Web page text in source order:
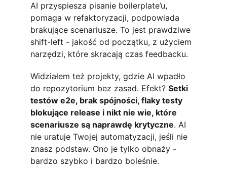
AI przyspiesza pisanie boilerplate’u,
pomaga w refaktoryzacji, podpowiada
brakujące scenariusze. To jest prawdziwe
shift-left - jakość od początku, z użyciem
narzędzi, które skracają czas feedbacku.
Widziałem też projekty, gdzie AI wpadło
do repozytorium bez zasad. Efekt? Setki
testów e2e, brak spójności, flaky testy
blokujące release i nikt nie wie, które
scenariusze są naprawdę krytyczne. AI
nie uratuje Twojej automatyzacji, jeśli nie
znasz podstaw. Ono je tylko obnaży -
bardzo szybko i bardzo boleśnie.